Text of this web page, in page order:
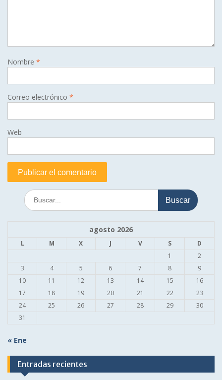
Nombre *
Correo electrónico *
Web
Buscar:
agosto 2026
L M X J V S
D
1
2
3
4 5 6 7 8
9
10
11 12 13 14 15
16
17
18 19 20 21 22
23
24
25 26 27 28 29
30
31
« Ene
Entradas recientes